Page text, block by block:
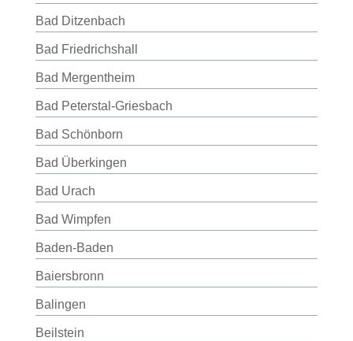
Bad Ditzenbach
Bad Friedrichshall
Bad Mergentheim
Bad Peterstal-Griesbach
Bad Schönborn
Bad Überkingen
Bad Urach
Bad Wimpfen
Baden-Baden
Baiersbronn
Balingen
Beilstein